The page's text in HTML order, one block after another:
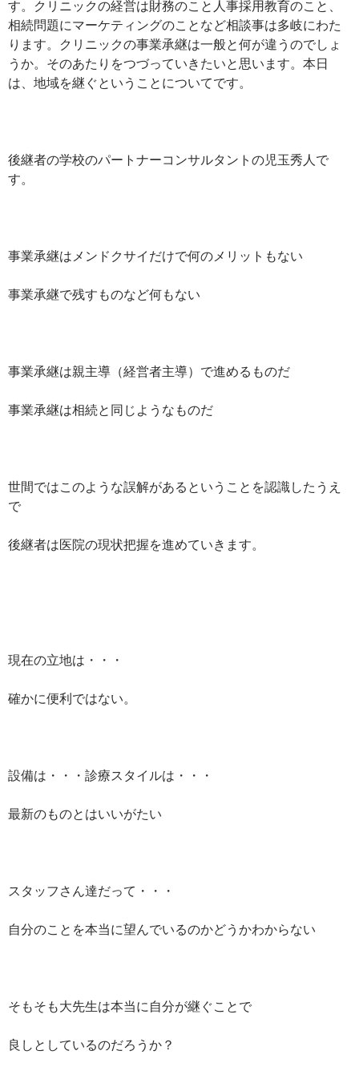
す。クリニックの経営は財務のこと人事採用教育のこと、
相続問題にマーケティングのことなど相談事は多岐にわた
ります。クリニックの事業承継は一般と何が違うのでしょ
うか。そのあたりをつづっていきたいと思います。本日
は、地域を継ぐということについてです。
後継者の学校のパートナーコンサルタントの児玉秀人で
す。
事業承継はメンドクサイだけで何のメリットもない
事業承継で残すものなど何もない
事業承継は親主導（経営者主導）で進めるものだ
事業承継は相続と同じようなものだ
世間ではこのような誤解があるということを認識したうえ
で
後継者は医院の現状把握を進めていきます。
現在の立地は・・・
確かに便利ではない。
設備は・・・診療スタイルは・・・
最新のものとはいいがたい
スタッフさん達だって・・・
自分のことを本当に望んでいるのかどうかわからない
そもそも大先生は本当に自分が継ぐことで
良しとしているのだろうか？